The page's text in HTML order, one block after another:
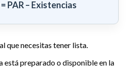
PAR – Existencias
que necesitas tener lista.
está preparado o disponible en la